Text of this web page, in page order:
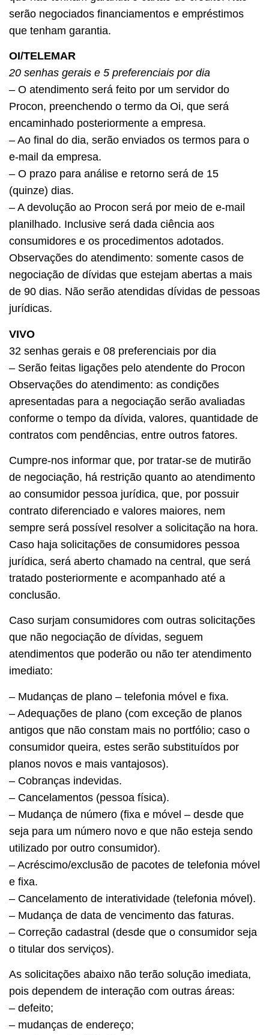
serão negociados financiamentos e empréstimos
que tenham garantia.
OI/TELEMAR
20 senhas gerais e 5 preferenciais por dia
– O atendimento será feito por um servidor do
Procon, preenchendo o termo da Oi, que será
encaminhado posteriormente a empresa.
– Ao final do dia, serão enviados os termos para o
e-mail da empresa.
– O prazo para análise e retorno será de 15
(quinze) dias.
– A devolução ao Procon será por meio de e-mail
planilhado. Inclusive será dada ciência aos
consumidores e os procedimentos adotados.
Observações do atendimento: somente casos de
negociação de dívidas que estejam abertas a mais
de 90 dias. Não serão atendidas dívidas de pessoas
jurídicas.
VIVO
32 senhas gerais e 08 preferenciais por dia
– Serão feitas ligações pelo atendente do Procon
Observações do atendimento: as condições
apresentadas para a negociação serão avaliadas
conforme o tempo da dívida, valores, quantidade de
contratos com pendências, entre outros fatores.
Cumpre-nos informar que, por tratar-se de mutirão
de negociação, há restrição quanto ao atendimento
ao consumidor pessoa jurídica, que, por possuir
contrato diferenciado e valores maiores, nem
sempre será possível resolver a solicitação na hora.
Caso haja solicitações de consumidores pessoa
jurídica, será aberto chamado na central, que será
tratado posteriormente e acompanhado até a
conclusão.
Caso surjam consumidores com outras solicitações
que não negociação de dívidas, seguem
atendimentos que poderão ou não ter atendimento
imediato:
– Mudanças de plano – telefonia móvel e fixa.
– Adequações de plano (com exceção de planos
antigos que não constam mais no portfólio; caso o
consumidor queira, estes serão substituídos por
planos novos e mais vantajosos).
– Cobranças indevidas.
– Cancelamentos (pessoa física).
– Mudança de número (fixa e móvel – desde que
seja para um número novo e que não esteja sendo
utilizado por outro consumidor).
– Acréscimo/exclusão de pacotes de telefonia móvel
e fixa.
– Cancelamento de interatividade (telefonia móvel).
– Mudança de data de vencimento das faturas.
– Correção cadastral (desde que o consumidor seja
o titular dos serviços).
As solicitações abaixo não terão solução imediata,
pois dependem de interação com outras áreas:
– defeito;
– mudanças de endereço;